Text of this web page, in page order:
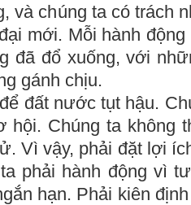
và chúng ta có trách
mới. Mỗi hành
đã đổ xuống, với
gánh chịu.
đất nước tụt hậu.
hội. Chúng ta không
Vì vậy, phải đặt lợi
phải hành động vì
hạn. Phải kiên